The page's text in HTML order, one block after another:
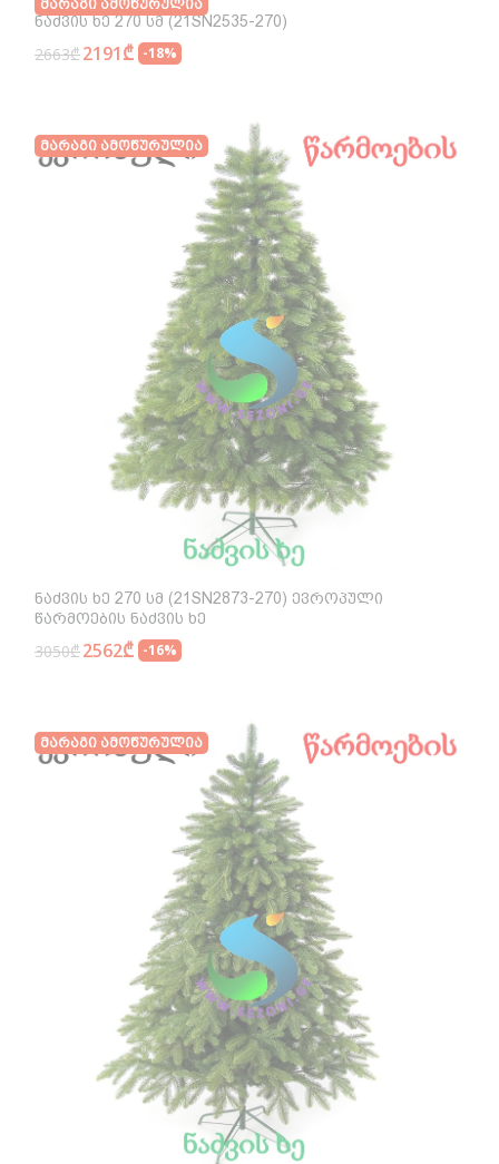
Მარაგი Ამოწურულია
Ნაძვის Ხე 270 Სმ (21SN2535-270)
2663₾2191₾ -18%
Მარაგი Ამოწურულია
Ნაძვის Ხე 270 Სმ (21SN2873-270) Ევროპული
Წარმოების Ნაძვის Ხე
3050₾2562₾ -16%
Მარაგი Ამოწურულია